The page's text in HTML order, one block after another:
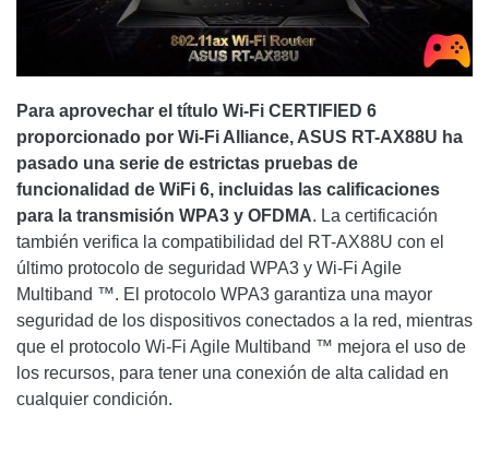
Para aprovechar el título Wi-Fi CERTIFIED 6
proporcionado por Wi-Fi Alliance, ASUS RT-AX88U ha
pasado una serie de estrictas pruebas de
funcionalidad de WiFi 6, incluidas las calificaciones
para la transmisión WPA3 y OFDMA. La certificación
también verifica la compatibilidad del RT-AX88U con el
último protocolo de seguridad WPA3 y Wi-Fi Agile
Multiband ™. El protocolo WPA3 garantiza una mayor
seguridad de los dispositivos conectados a la red, mientras
que el protocolo Wi-Fi Agile Multiband ™ mejora el uso de
los recursos, para tener una conexión de alta calidad en
cualquier condición.